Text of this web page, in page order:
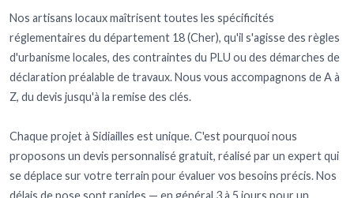
Nos artisans locaux maîtrisent toutes les spécificités
réglementaires du département 18 (Cher), qu'il s'agisse des règles
d'urbanisme locales, des contraintes du PLU ou des démarches de
déclaration préalable de travaux. Nous vous accompagnons de A à
Z, du devis jusqu'à la remise des clés.
Chaque projet à Sidiailles est unique. C'est pourquoi nous
proposons un devis personnalisé gratuit, réalisé par un expert qui
se déplace sur votre terrain pour évaluer vos besoins précis. Nos
délais de pose sont rapides — en général 3 à 5 jours pour un